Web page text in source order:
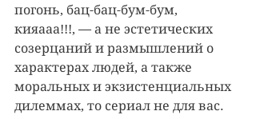
погонь, бац-бац-бум-бум,
кияааа!!!, — а не эстетических
созерцаний и размышлений о
характерах людей, а также
моральных и экзистенциальных
дилеммах, то сериал не для вас.